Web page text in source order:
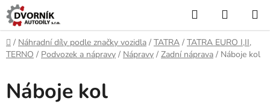
Přejít
na
obsah
Hledat
KOŠÍK
Domů
/ Náhradní díly podle značky vozidla / TATRA / TATRA EURO I,II,
TERNO / Podvozek a nápravy / Nápravy / Zadní náprava / Náboje kol
Náboje kol